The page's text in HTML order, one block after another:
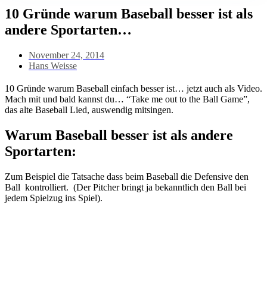
10 Gründe warum Baseball besser ist als
andere Sportarten…
November 24, 2014
Hans Weisse
10 Gründe warum Baseball einfach besser ist… jetzt auch als Video.
Mach mit und bald kannst du… “Take me out to the Ball Game”,
das alte Baseball Lied, auswendig mitsingen.
Warum Baseball besser ist als andere
Sportarten:
Zum Beispiel die Tatsache dass beim Baseball die Defensive den
Ball kontrolliert. (Der Pitcher bringt ja bekanntlich den Ball bei
jedem Spielzug ins Spiel).